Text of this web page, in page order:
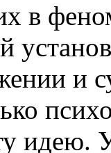
в
и
идею.